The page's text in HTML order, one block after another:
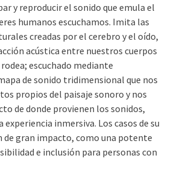
y reproducir el sonido que emula el
humanos escuchamos. Imita las
creadas por el cerebro y el oído,
acústica entre nuestros cuerpos
escuchado mediante
de sonido tridimensional que nos
propios del paisaje sonoro y nos
de donde provienen los sonidos,
experiencia inmersiva. Los casos de su
de gran impacto, como una potente
e inclusión para personas con